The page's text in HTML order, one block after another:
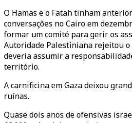
O Hamas e o Fatah tinham
conversações no Cairo em
formar um comité para gerir os
Autoridade Palestiniana rejeitou
deveria assumir a
território.
A carnificina em Gaza deixou
ruínas.
Quase dois anos de ofensivas